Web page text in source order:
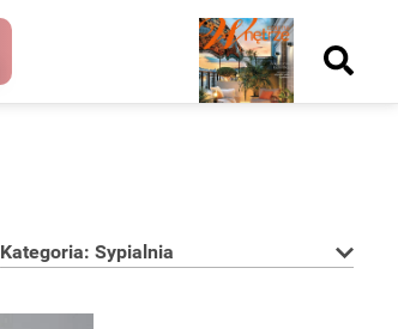
Nowy
numer
kup ten
Kategoria: Sypialnia